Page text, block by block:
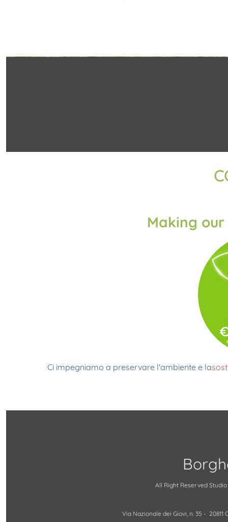
Making
Ci impegniamo a preservare l'ambiente e la
All Right Reserved Studio
Via Nazionale dei Giovi, n. 35 -